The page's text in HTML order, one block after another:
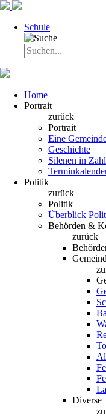
Schule
Home
Portrait
zurück
Portrait
Eine
Geschichte
Silenen in
Politik
zurück
Politik
Überblick
Behörden &
zurück
Diverse